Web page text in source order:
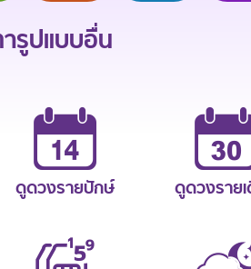
รูปแบบอื่น
ดูดวงรายปักษ์ ดูดวงราย